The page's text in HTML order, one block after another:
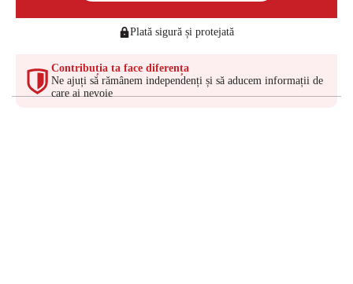
Plată sigură și protejată
Contribuția ta face diferența
Ne ajuți să rămânem independenți și să aducem informații de
care ai nevoie